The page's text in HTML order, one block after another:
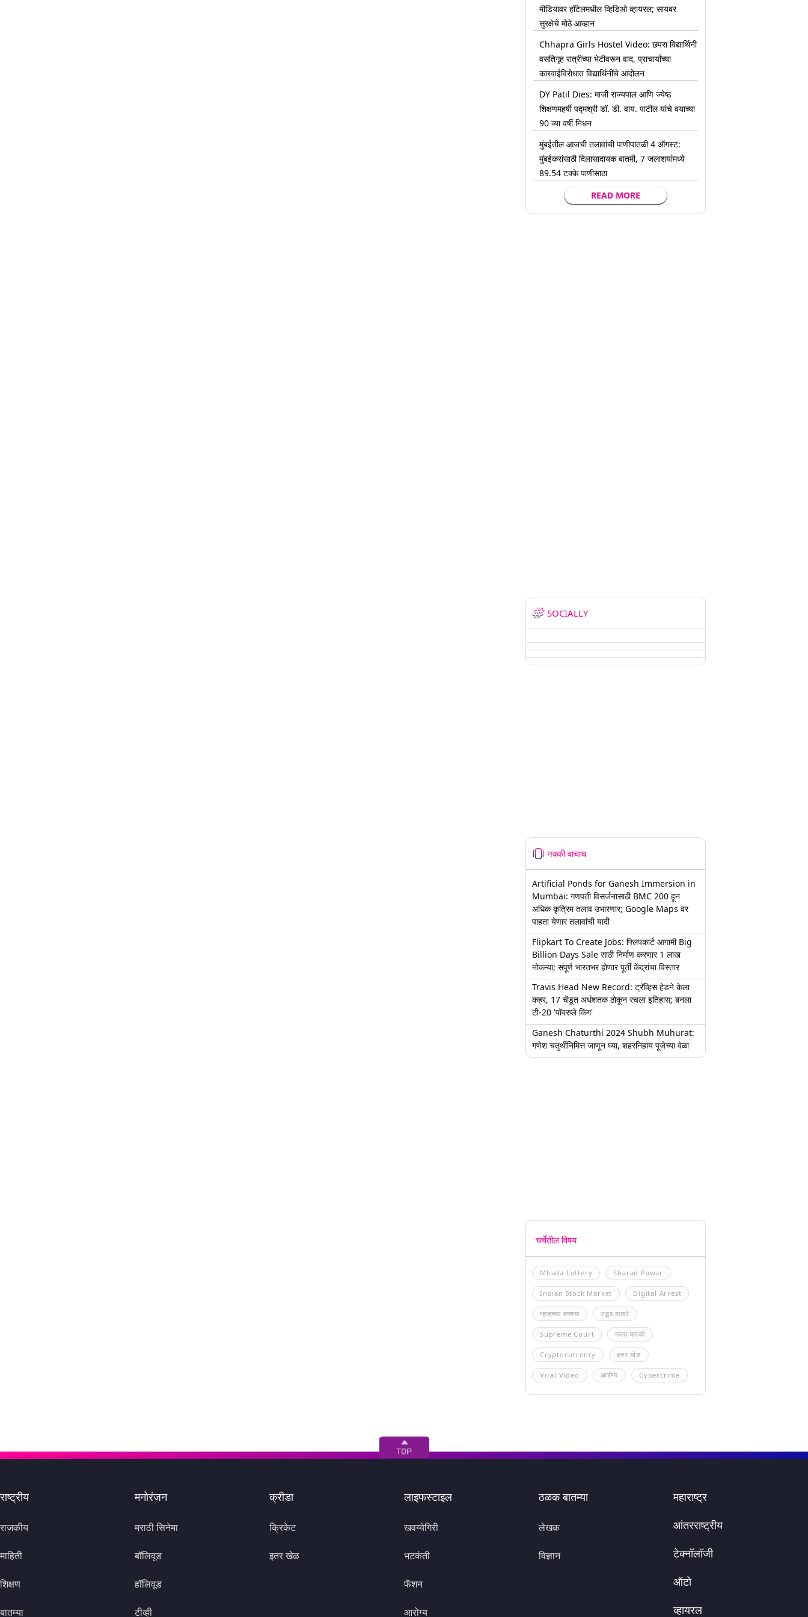
मीडियावर हॉटेलमधील व्हिडिओ व्हायरल; सायबर
सुरक्षेचे मोठे आव्हान
Chhapra Girls Hostel Video: छपरा विद्यार्थिनी
वसतिगृह रात्रीच्या भेटीवरून वाद, प्राचार्यांच्या
कारवाईविरोधात विद्यार्थिनींचे आंदोलन
DY Patil Dies: माजी राज्यपाल आणि ज्येष्ठ
शिक्षणमहर्षी पद्मश्री डॉ. डी. वाय. पाटील यांचे वयाच्या
90 व्या वर्षी निधन
मुंबईतील आजची तलावांची पाणीपातळी 4 ऑगस्ट:
मुंबईकरांसाठी दिलासादायक बातमी, 7 जलाशयांमध्ये
89.54 टक्के पाणीसाठा
READ MORE
SOCIALLY
नक्की वाचाच
Artificial Ponds for Ganesh Immersion in
Mumbai: गणपती विसर्जनासाठी BMC 200 हून
अधिक कृत्रिम तलाव उभारणार; Google Maps वर
पाहता येणार तलावांची यादी
Flipkart To Create Jobs: फ्लिपकार्ट आगामी Big
Billion Days Sale साठी निर्माण करणार 1 लाख
नोकऱ्या; संपूर्ण भारतभर होणार पूर्ती केंद्रांचा विस्तार
Travis Head New Record: ट्रॅव्हिस हेडने केला
कहर, 17 चेंडूत अर्धशतक ठोकून रचला इतिहास; बनला
टी-20 'पॉवरप्ले किंग'
Ganesh Chaturthi 2024 Shubh Muhurat:
गणेश चतुर्थीनिमित्त जाणून घ्या, शहरनिहाय पूजेच्या वेळा
चर्चेतील विषय
Mhada Lottery Sharad Pawar
Indian Stock Market Digital Arrest
म्हाडाच्या बातम्या उद्धव ठाकरे
Supreme Court नवरा बायको
Cryptocurrency इतर खेळ
Viral Video आरोग्य Cybercrime
राष्ट्रीय
राजकीय
माहिती
शिक्षण
बातम्या
मनोरंजन
मराठी सिनेमा
बॉलिवूड
हॉलिवूड
टीव्ही
क्रीडा
क्रिकेट
इतर खेळ
लाइफस्टाइल
खवय्येगिरी
भटकंती
फॅशन
आरोग्य
ठळक बातम्या
लेखक
विज्ञान
महाराष्ट्र
आंतरराष्ट्रीय
टेक्नॉलॉजी
ऑटो
व्हायरल